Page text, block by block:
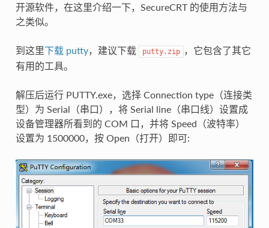
开源软件，在这里介绍一下，SecureCRT 的使用方法与
之类似。
到这里下载 putty，建议下载 putty.zip ，它包含了其它
有用的工具。
解压后运行 PUTTY.exe，选择 Connection type（连接类
型）为 Serial（串口），将 Serial line（串口线）设置成
设备管理器所看到的 COM 口，并将 Speed（波特率）
设置为 1500000，按 Open（打开）即可: